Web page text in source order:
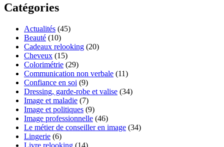
Catégories
Actualités (45)
Beauté (10)
Cadeaux relooking (20)
Cheveux (15)
Colorimétrie (29)
Communication non verbale (11)
Confiance en soi (9)
Dressing, garde-robe et valise (34)
Image et maladie (7)
Image et politiques (9)
Image professionnelle (46)
Le métier de conseiller en image (34)
Lingerie (6)
Livre relooking (14)